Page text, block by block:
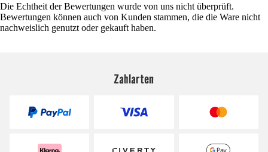
Die Echtheit der Bewertungen wurde von uns nicht überprüft.
Bewertungen können auch von Kunden stammen, die die Ware nicht
nachweislich genutzt oder gekauft haben.
Zahlarten